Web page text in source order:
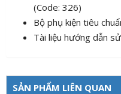
(Code: 326)
Bộ phụ kiện tiêu
Tài liệu hướng dẫn
SẢN PHẨM LIÊN QUAN